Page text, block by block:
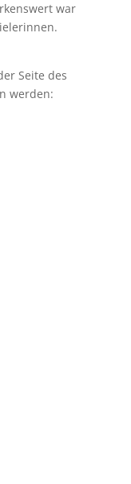
war
Seite des
werden: